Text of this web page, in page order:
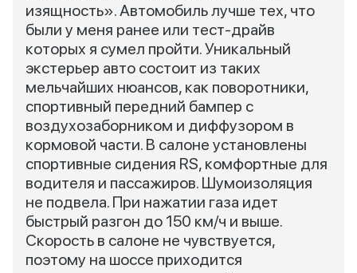
изящность». Автомобиль лучше тех, что
были у меня ранее или тест-драйв
которых я сумел пройти. Уникальный
экстерьер авто состоит из таких
мельчайших нюансов, как поворотники,
спортивный передний бампер с
воздухозаборником и диффузором в
кормовой части. В салоне установлены
спортивные сидения RS, комфортные для
водителя и пассажиров. Шумоизоляция
не подвела. При нажатии газа идет
быстрый разгон до 150 км/ч и выше.
Скорость в салоне не чувствуется,
поэтому на шоссе приходится